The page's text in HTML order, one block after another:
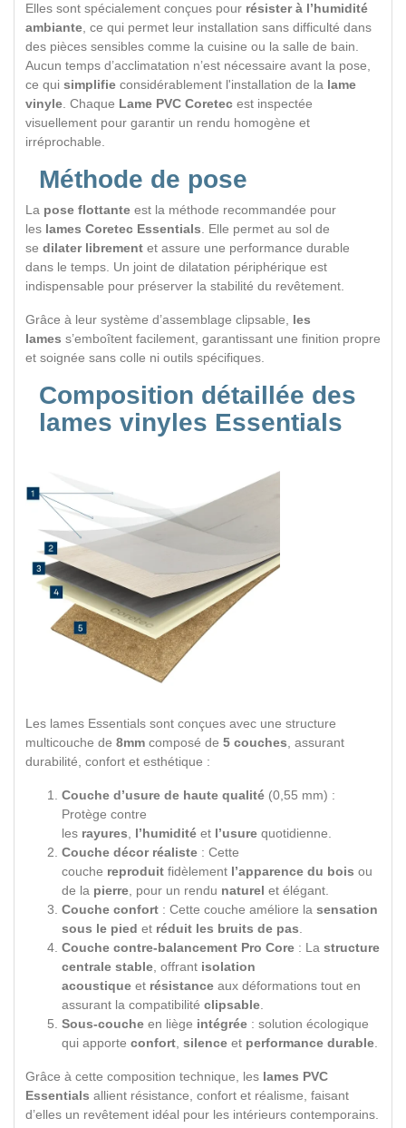
Elles sont spécialement conçues pour résister à l’humidité
ambiante, ce qui permet leur installation sans difficulté dans
des pièces sensibles comme la cuisine ou la salle de bain.
Aucun temps d’acclimatation n’est nécessaire avant la pose,
ce qui simplifie considérablement l'installation de la lame
vinyle. Chaque Lame PVC Coretec est inspectée
visuellement pour garantir un rendu homogène et
irréprochable.
Méthode de pose
La pose flottante est la méthode recommandée pour
les lames Coretec Essentials. Elle permet au sol de
se dilater librement et assure une performance durable
dans le temps. Un joint de dilatation périphérique est
indispensable pour préserver la stabilité du revêtement.
Grâce à leur système d’assemblage clipsable, les
lames s’emboîtent facilement, garantissant une finition propre
et soignée sans colle ni outils spécifiques.
Composition détaillée des
lames vinyles Essentials
Les lames Essentials sont conçues avec une structure
multicouche de 8mm composé de 5 couches , assurant
durabilité, confort et esthétique :
Couche d’usure de haute qualité (0,55 mm) :
Protège contre
les rayures l’humidité et l’usure quotidienne.
Couche décor réaliste : Cette
couche reproduit fidèlement l’apparence du bois ou
de la pierre , pour un rendu naturel et élégant.
Couche confort : Cette couche améliore la sensation
sous le pied et réduit les bruits de pas
Couche contre-balancement Pro Core : La structure
centrale stable , offrant isolation
acoustique et résistance aux déformations tout en
assurant la compatibilité clipsable
Sous-couche en liège intégrée : solution écologique
qui apporte confort silence et performance durable
Grâce à cette composition technique, les lames PVC
Essentials allient résistance, confort et réalisme, faisant
d’elles un revêtement idéal pour les intérieurs contemporains.